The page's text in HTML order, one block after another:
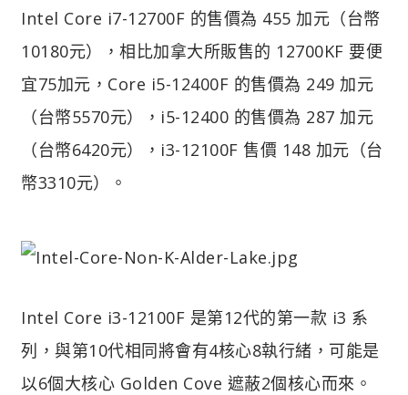
Intel Core i7-12700F 的售價為 455 加元（台幣
10180元），相比加拿大所販售的 12700KF 要便
宜75加元，Core i5-12400F 的售價為 249 加元
（台幣5570元），i5-12400 的售價為 287 加元
（台幣6420元），i3-12100F 售價 148 加元（台
幣3310元）。
Intel Core i3-12100F 是第12代的第一款 i3 系
列，與第10代相同將會有4核心8執行緒，可能是
以6個大核心 Golden Cove 遮蔽2個核心而來。